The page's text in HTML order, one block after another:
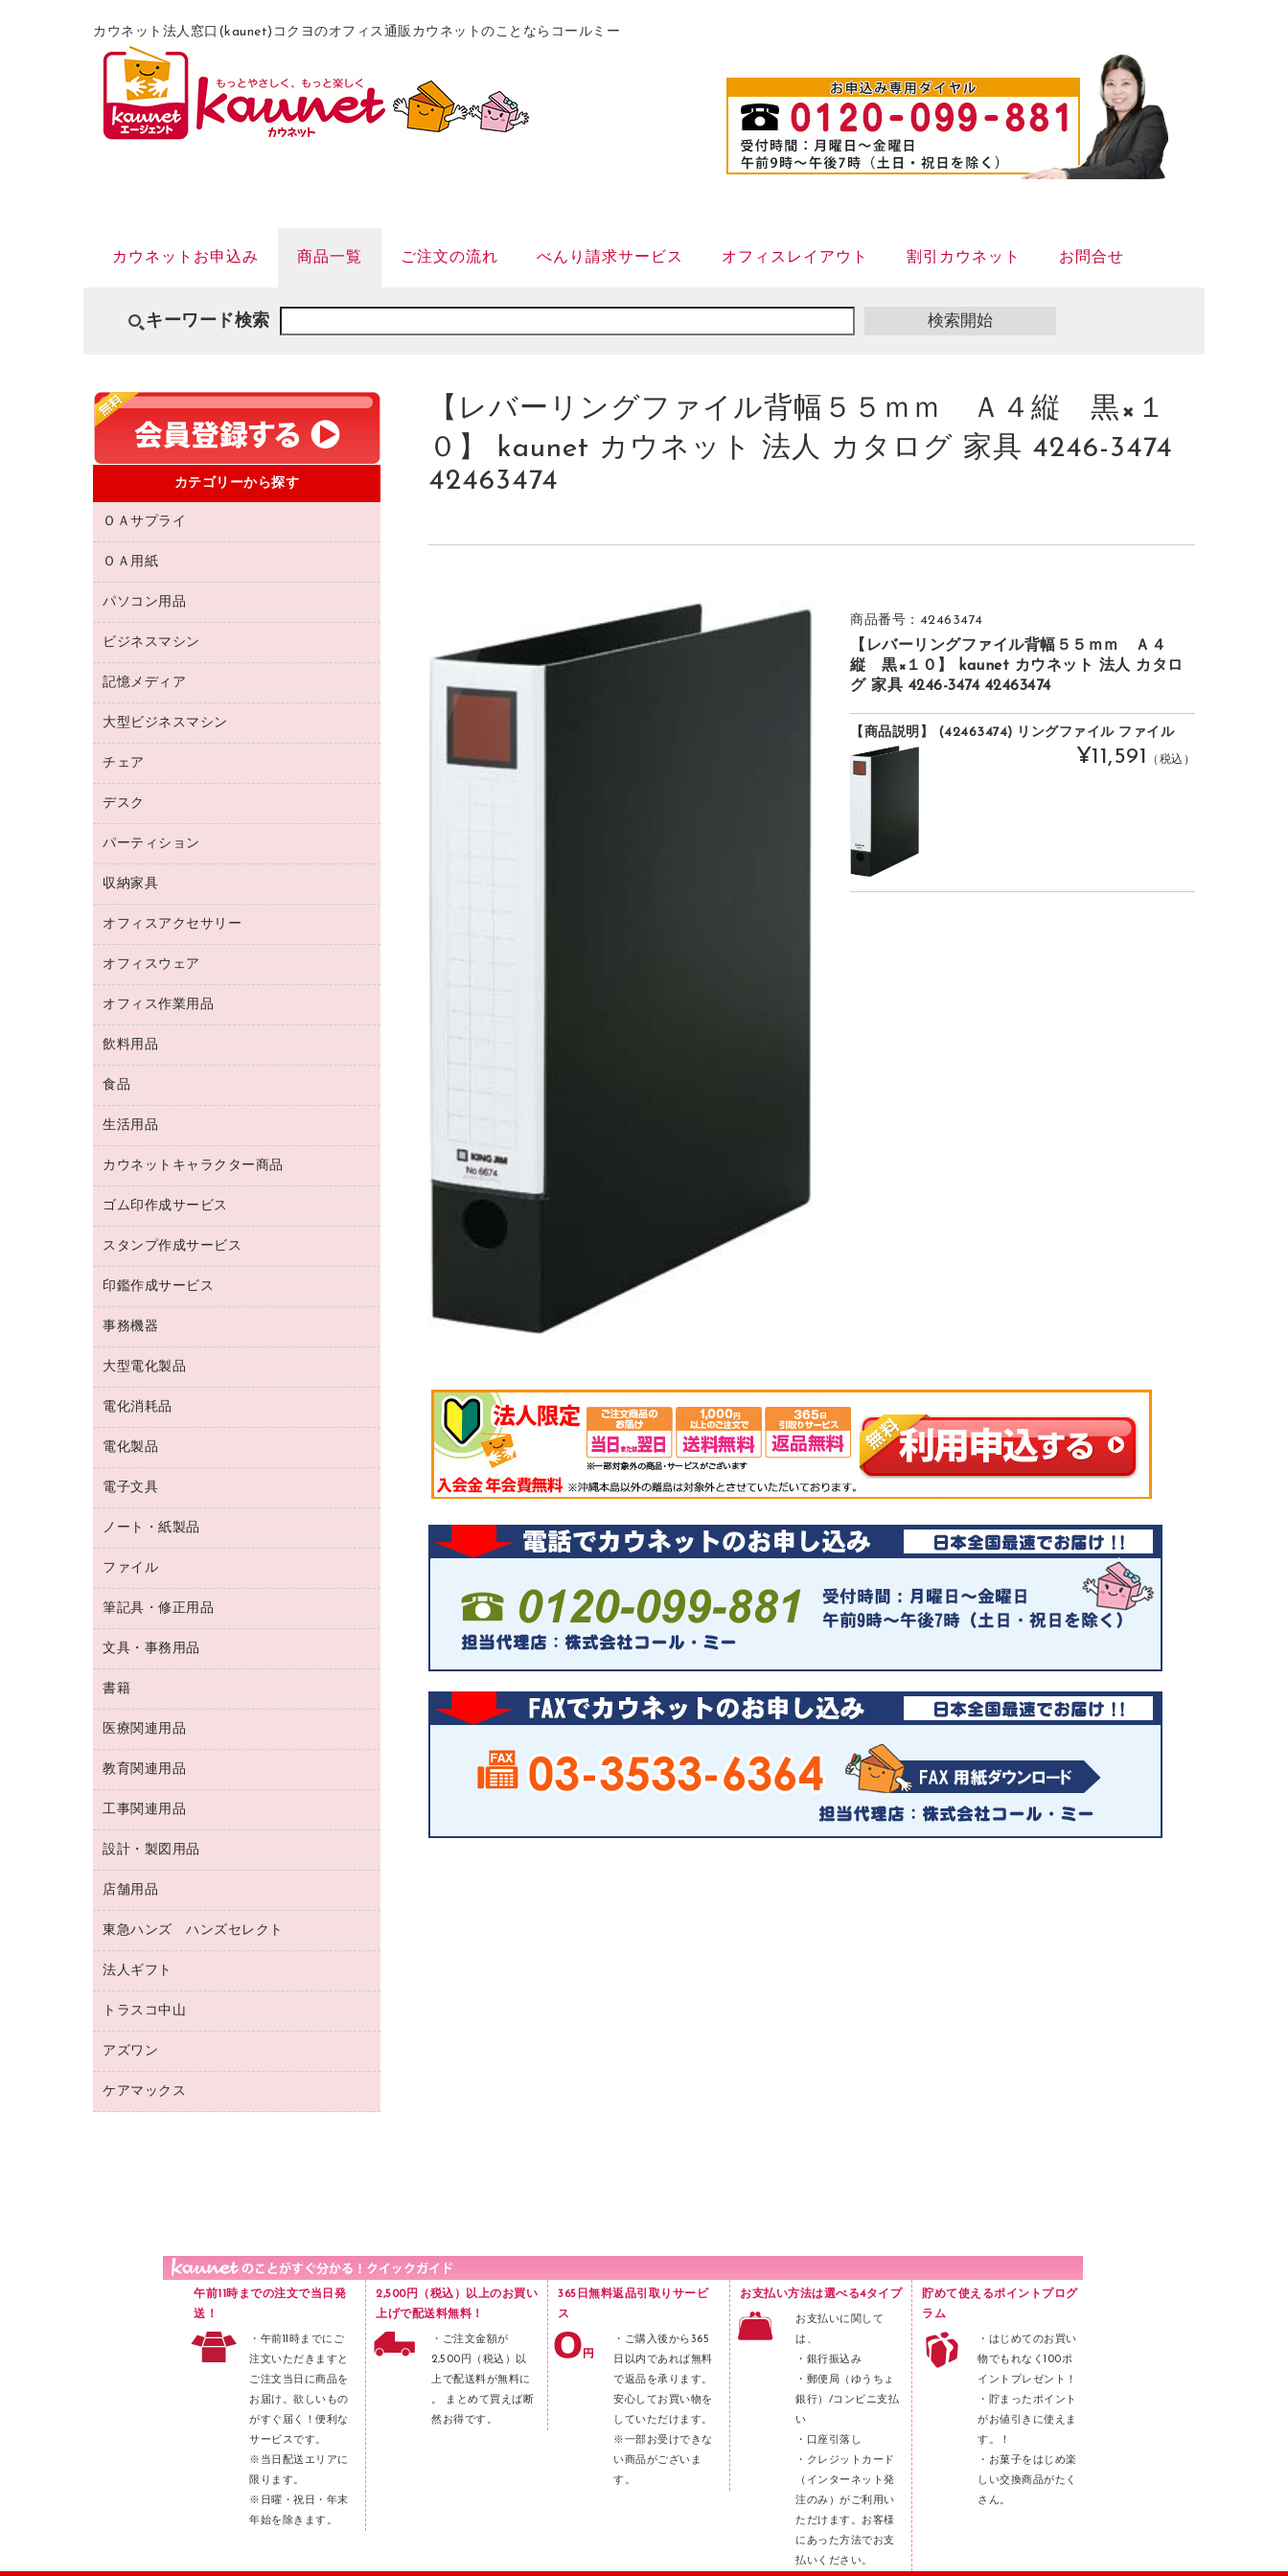
カウネット法人窓口(kaunet)コクヨのオフィス通販カウネットのことならコールミー
カウネットお申込み 商品一覧 ご注文の流れ べんり請求サービス オフィスレイアウト 割引カウネット お問合せ
キーワード検索
【レバーリングファイル背幅５５ｍｍ Ａ４縦 黒×１
０】 kaunet カウネット 法人 カタログ 家具 4246-3474
42463474
商品番号：42463474
【レバーリングファイル背幅５５ｍｍ Ａ４
縦 黒×１０】 kaunet カウネット 法人 カタロ
グ 家具 4246-3474 42463474
【商品説明】 (42463474) リングファイル ファイル
¥11,591 （税込）
カテゴリーから探す
ＯＡサプライ
互換インクカートリッジ
リサイクルトナー（プール方式）
リサイクルインクカートリッジ
プリンタ用リボン
トナーカートリッジ
コピートナー
インクカートリッジ
ＯＡ用紙
名刺用紙
ワープロ用紙
ラベル用紙
プロッター用紙
ハガキ用紙
その他コピー用紙・プリンタ用紙
コピー用紙
パソコン用品
パソコン周辺機器
マウスパッド
マウス
パソコンバッグ／収納用品
ネットワーク／ＬＡＮ機器
ネットワーク／ＬＡＮアクセサリー
セキュリティ用品
ＵＳＢハブ／ＵＳＢアクセサリー
ＯＡフィルター
ＯＡクリーナー／エアダスター
ＨＤＤ／ＳＳＤ
ディスプレイモニター
ビジネスマシン
電話機
レーザープリンタ／複合機
メモリーカード
プロジェクタ
ファクシミリ
デジタルカメラ
スキャナー
コピー機
記憶メディア
ブルーレイディスク
ＣＤ－ＲＷ
ＣＤ－Ｒ
メディア収納用品
大型ビジネスマシン
プリンタ
チェア
応接イス・ベンチ
オフィスチェア
デスク
ミーティングテーブル
デスク
カウンター
パーティション
ホワイトボード・黒板
収納家具
保管庫・書庫
ロッカー・下駄箱
その他収納
オフィスアクセサリー
オフィスアクセサリー
オフィスウェア
医療・介護・ワーキングウェア
ブラウス・シャツ
アウター
オフィス作業用品
養生用品
防災用備蓄食品・飲料
台車・脚立
倉庫収納用品
作業用雑貨
梱包用品
梱包用テープ
園芸用品
ペット用品
飲料用品
緑茶飲料
茶葉・インスタント
紅茶・バラエティ飲料
レギュラーコーヒー
ミルク・シュガー
ソフトドリンク
コーヒーメーカー・備品
インスタントコーヒー
食品
食品
生活用品
浴室用品
台所用洗剤
掃除用品
掃除用洗剤
洗濯用品
消臭・芳香剤
殺虫剤
飲食用消耗品
ハンドソープ・石鹸
トイレ用品
トイレ用洗剤
ティッシュペーパー
ダストボックス
タオル・アメニティ用品
スリッパ・サンダル・シューズ
スポーツ・レジャー用品
ゴミ袋
キッチン用品
食品添加物製品
カウネットキャラクター商品
カウネットキャラクター商品
ゴム印作成サービス
ゴム印作成サービス
ゴム印（一行印）作成サービス
ゴム印（フリーサイズ印）作成サービス
スタンプ作成サービス
シヤチハタスタンプ作成サービス
カウネットスタンプ作成サービス
印鑑作成サービス
印鑑作成サービス
事務機器
大型シュレッダー（共配）
レーザーポインター
ラミネートフィルム
ラミネータ
タイムレコーダー
シュレッダ
ＯＨＰ用品
大型電化製品
冷蔵庫・キッチン・調理家電
テレビ・ＡＶ機器
電化消耗品
電球・蛍光灯
乾電池・充電池
フィルム・カメラ用品
デスクライト
アルバム
電化製品
掃除機・クリーナー
空調・季節家電
その他電化製品
キッチン・調理家電
ＯＡタップ／延長コード
電子文具
電卓
ラベルテープ
その他電子文具
ノート・紙製品
封筒
伝票
典礼用品
帳簿
額縁
各種用紙
ルーズリーフ
ファイル
名刺整理用品
板目表紙・綴込表紙
背幅が伸びるファイル
統一伝票用ファイル
収納保存用品
レターファイル
リングファイル
プレゼン用ファイル
ファイルボックス
パイプ式ファイル
その他ファイル
クリヤーホルダー
クリヤーブック（差替式）
クリヤーブック（固定式）
２穴リフィル・２穴インデックス
筆記具・修正用品
万年筆
消しゴム
修正液・修正ペン
修正テープ
鉛筆
マーキングペン（油性）
マーキングペン（水性）
ボールペン（油性）
ボールペン（ゲルインク）
シャープペンシル用替芯
文具・事務用品
輪ゴム
両面テープ
名札
保管・整理用品
壁面／足元収納
備品／小物ケース
透明テープ 事務用
電話台
針なしステープラー
紙めくり
裁断機
レターケース
ラベル類
メンディングテープ
メッシュケース／ペンケース
ブックエンド／ブックスタンド
書籍
パソコンソフト
医療関連用品
保健用品
使い捨て手袋
感染症対策用品
介護用品
医療関連用品
品）
教育関連用品
教育関連用品
工事関連用品
工事関連用品
設計・製図用品
設計・製図用品
店舗用品
店舗運営用品
陳列什器
紙手提げ袋
レジ・ポリ袋
ディスプレイ用品
カウンター／お会計用品
東急ハンズ ハンズセレクト
東急ハンズ
法人ギフト
高島屋
高島屋（食品・飲料）
カウネットギフト（食品・飲料）
トラスコ中山
建築・作業用品
アズワン
医療・介護用品（食品・飲料・食添製
品）
ケアマックス
午前11時までの注文で当日発
送！
・午前11時までにご
注文いただきますと
ご注文当日に商品を
お届け。欲しいもの
がすぐ届く！便利な
サービスです。
※当日配送エリアに
限ります。
※日曜・祝日・年末
年始を除きます。
2,500円（税込）以上のお買い
上げで配送料無料！
・ご注文金額が
2,500円（税込）以
上で配送料が無料に
。 まとめて買えば断
然お得です。
365日無料返品引取りサービ
ス
・ご購入後から365
日以内であれば無料
で返品を承ります。
安心してお買い物を
していただけます。
※一部お受けできな
い商品がございま
す。
お支払い方法は選べる4タイプ
お支払いに関して
は、
・銀行振込み
・郵便局（ゆうちょ
銀行）/コンビニ支払
い
・口座引落し
・クレジットカード
（インターネット発
注のみ）がご利用い
ただけます。お客様
にあった方法でお支
払いください。
貯めて使えるポイントプログ
ラム
・はじめてのお買い
物でもれなく100ポ
イントプレゼント！
・貯まったポイント
がお値引きに使えま
す。！
・お菓子をはじめ楽
しい交換商品がたく
さん。